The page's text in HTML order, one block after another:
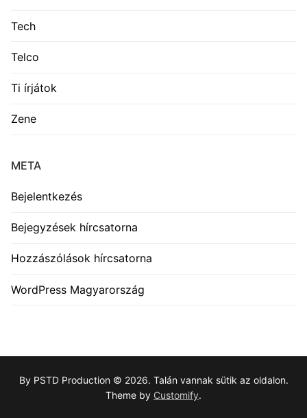
Tech
Telco
Ti írjátok
Zene
META
Bejelentkezés
Bejegyzések hírcsatorna
Hozzászólások hírcsatorna
WordPress Magyarország
By PSTD Production © 2026. Talán vannak sütik az oldalon.
Theme by Customify.